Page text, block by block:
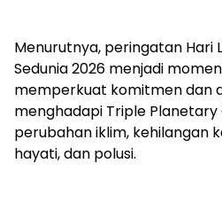
Menurutnya, peringatan Hari
Sedunia 2026 menjadi
memperkuat komitmen dan
menghadapi Triple Planetary
perubahan iklim, kehilangan
hayati, dan polusi.